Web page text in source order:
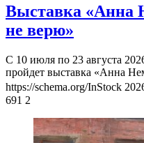
Выставка «Анна
не верю»
С 10 июля по 23 августа
пройдет выставка «Анна
https://schema.org/InStock
691 2